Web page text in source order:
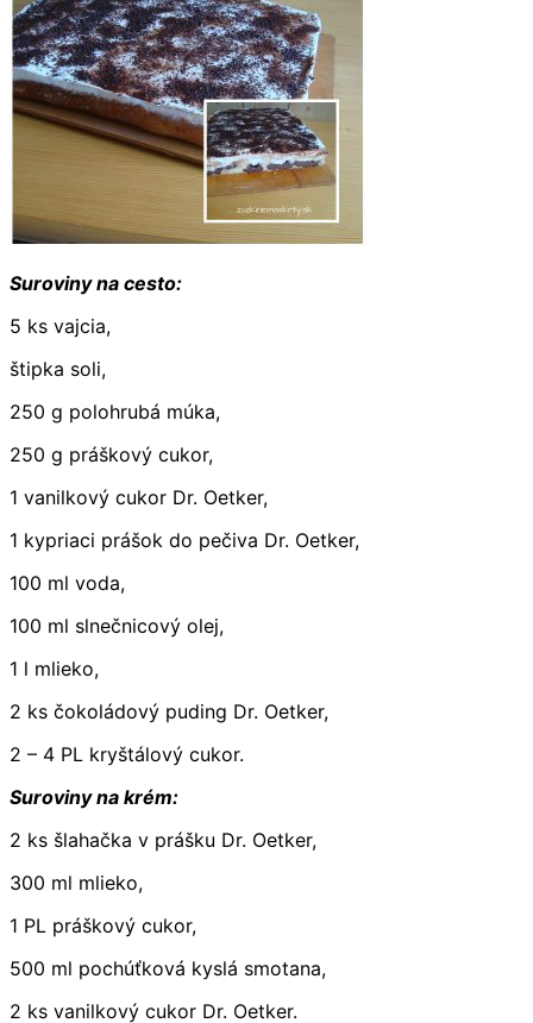
Suroviny na cesto:
5 ks vajcia,
štipka soli,
250 g polohrubá múka,
250 g práškový cukor,
1 vanilkový cukor Dr. Oetker,
1 kypriaci prášok do pečiva Dr. Oetker,
100 ml voda,
100 ml slnečnicový olej,
1 l mlieko,
2 ks čokoládový puding Dr. Oetker,
2 – 4 PL kryštálový cukor.
Suroviny na krém:
2 ks šlahačka v prášku Dr. Oetker,
300 ml mlieko,
1 PL práškový cukor,
500 ml pochúťková kyslá smotana,
2 ks vanilkový cukor Dr. Oetker.